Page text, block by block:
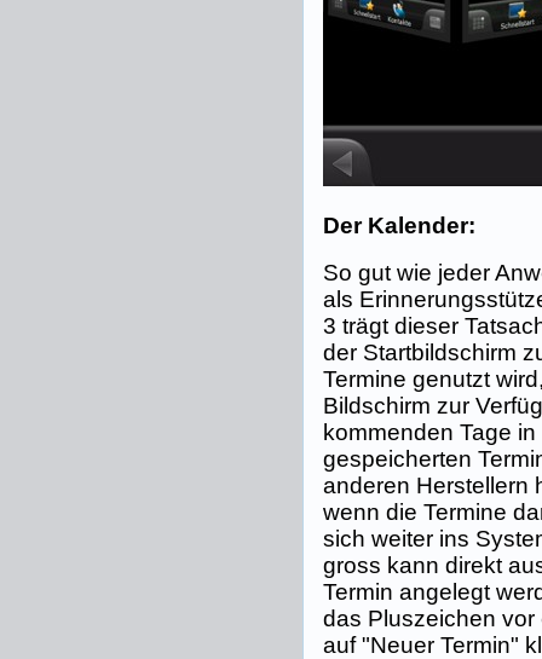
Der Kalender:
So gut wie jeder
als
3 trägt dieser
der Startbildschirm
Termine genutzt
Bildschirm zur
kommenden Tage
gespeicherten
anderen Herstellern
wenn die Termine
sich weiter ins
gross kann direkt
Termin angelegt
das Pluszeichen vor
auf "Neuer Termin"